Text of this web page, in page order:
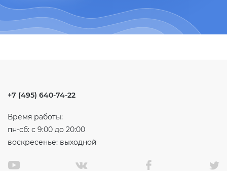
+7 (495) 640-74-22
Время работы:
пн-сб: с 9:00 до 20:00
воскресенье: выходной